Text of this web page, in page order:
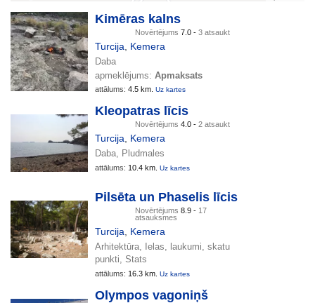
Kimēras kalns
Novērtējums 7.0 - 3 atsaukt
Turcija Kemera
Daba
apmeklējums: Apmaksats
attālums: 4.5 km. Uz kartes
Kleopatras līcis
Novērtējums 4.0 - 2 atsaukt
Turcija Kemera
Daba, Pludmales
attālums: 10.4 km. Uz kartes
Pilsēta un Phaselis līcis
Novērtējums 8.9 - 17
atsauksmes
Turcija Kemera
Arhitektūra, Ielas, laukumi, skatu
punkti, Stats
attālums: 16.3 km. Uz kartes
Olympos vagoniņš